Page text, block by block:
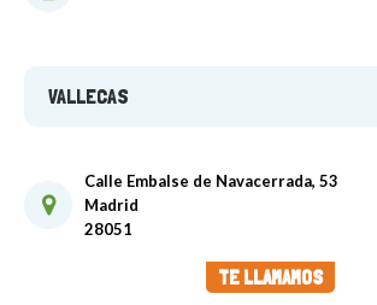
TE LLAMAMOS
VALLECAS
Calle Embalse de Navacerrada, 53
Madrid
28051
wa.me/34622441019